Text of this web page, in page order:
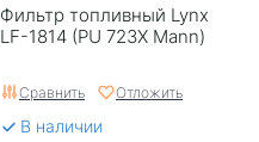
Фильтр топливный Lynx
LF-1814 (PU 723X Mann)
Сравнить Отложить
В наличии